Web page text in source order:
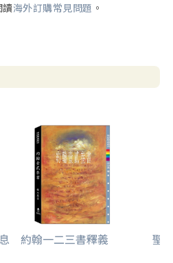
讀海外訂購常見問題 。
約翰一二三書釋義 聖